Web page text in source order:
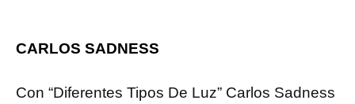
CARLOS SADNESS
Con “Diferentes Tipos De Luz” Carlos Sadness